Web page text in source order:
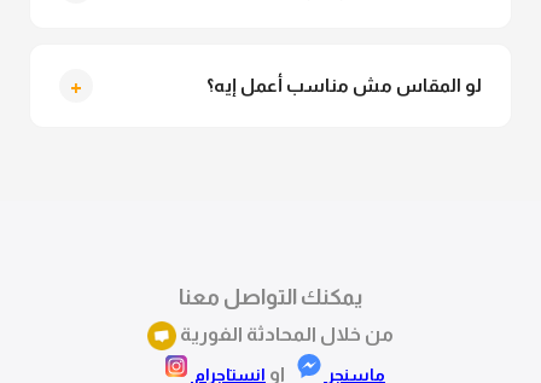
لو المقاس مش مناسب أعمل إيه؟ +
يمكنك التواصل معنا
من خلال المحادثة الفورية
ماسنجر او انستاجرام